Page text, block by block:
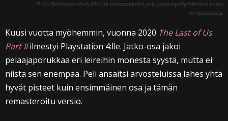
TLOU Remastered oli PS4:llä ensimmäinen peli, jossa hyödynntettiin valon
kimpoamista.
Kuusi vuotta myöhemmin, vuonna 2020 The Last of Us
Part IIilmestyi Playstation 4:lle. Jatko-osa jakoi
pelaajaporukkaa eri leireihin monesta syystä, mutta ei
niistä sen enempää. Peli ansaitsi arvosteluissa lähes yhtä
hyvät pisteet kuin ensimmäinen osa ja tämän
remasteroitu versio.